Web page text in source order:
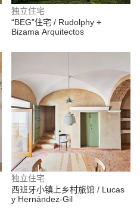
独立住宅
“BEG”住宅 / Rudolphy +
Bizama Arquitectos
独立住宅
西班牙小镇上乡村旅馆 / Lucas
y Hernández-Gil